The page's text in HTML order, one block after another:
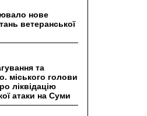
нове
ветеранської
та
міського голови
ліквідацію
атаки на Суми